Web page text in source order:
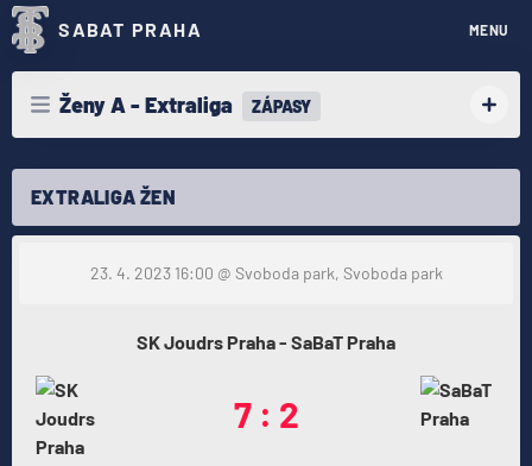
SABAT PRAHA MENU
Ženy A - Extraliga ZÁPASY
EXTRALIGA ŽEN
23. 4. 2023 16:00 @ Svoboda park, Svoboda park
SK Joudrs Praha - SaBaT Praha
7 : 2